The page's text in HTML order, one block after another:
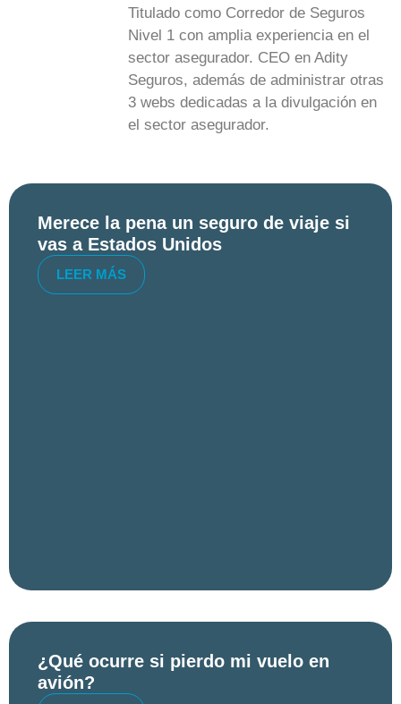
Titulado como Corredor de Seguros
Nivel 1 con amplia experiencia en el
sector asegurador. CEO en Adity
Seguros, además de administrar otras
3 webs dedicadas a la divulgación en
el sector asegurador.
Merece la pena un seguro de viaje si
vas a Estados Unidos
LEER MÁS
¿Qué ocurre si pierdo mi vuelo en
avión?